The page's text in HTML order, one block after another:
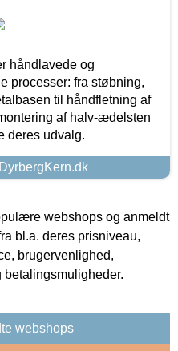
håndlavede og
processer: fra støbning,
til håndfletning af
af halv-ædelsten
deres udvalg.
webshops og anmeldt
bl.a. deres prisniveau,
brugervenlighed,
betalingsmuligheder.
webshops